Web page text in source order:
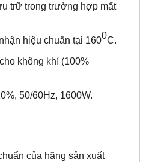
trong trường hợp mất
hiệu chuẩn tại 1600C.
không khí (100%
50/60Hz, 1600W.
của hãng sản xuất